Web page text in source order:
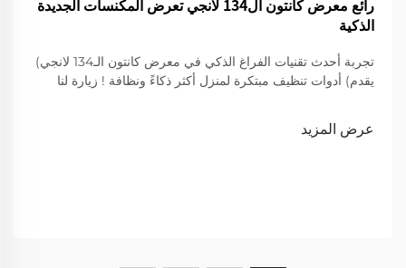
رائع معرض كانتون ال134 لانجي تعرض المكنسات الجديدة
الذكية
تجربة أحدث تقنيات الفراغ الذكي في معرض كانتون الـ134 لانجي)
يقدم) أدوات تنظيف مبتكرة لمنزل أكثر ذكاءً ونظافة ! زيارة لنا
عرض المزيد